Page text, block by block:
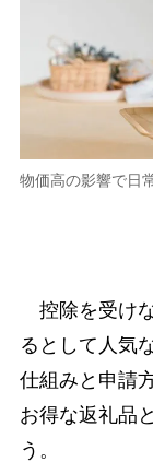
物価高の影響で日
控除を受け
るとして人気
仕組みと申請
お得な返礼品
う。